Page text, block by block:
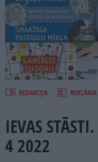
SEARCH
REDAKCIJA
IEVAS
4 2022